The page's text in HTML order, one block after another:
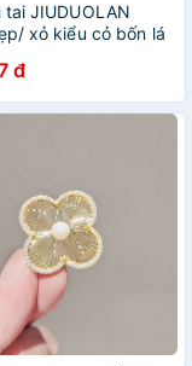
tai JIUDUOLAN
xỏ kiểu cỏ bốn lá
trang Hàn Quốc
cho nữ
đ